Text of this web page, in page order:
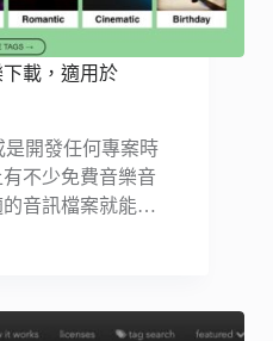
載，適用於
是開發任何專案時
不少免費音樂音
的音訊檔案就能…